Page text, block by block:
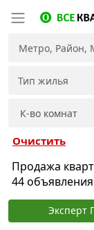
Очистить
Продажа
44 объявления
Эксперт